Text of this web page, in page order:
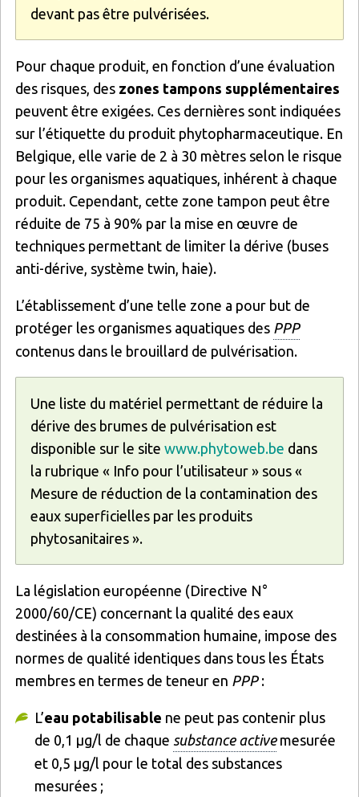
devant pas être pulvérisées.
Pour chaque produit, en fonction d’une évaluation
des risques, des zones tampons supplémentaires
peuvent être exigées. Ces dernières sont indiquées
sur l’étiquette du produit phytopharmaceutique. En
Belgique, elle varie de 2 à 30 mètres selon le risque
pour les organismes aquatiques, inhérent à chaque
produit. Cependant, cette zone tampon peut être
réduite de 75 à 90% par la mise en œuvre de
techniques permettant de limiter la dérive (buses
anti-dérive, système twin, haie).
L’établissement d’une telle zone a pour but de
protéger les organismes aquatiques des PPP
contenus dans le brouillard de pulvérisation.
Une liste du matériel permettant de réduire la
dérive des brumes de pulvérisation est
disponible sur le site www.phytoweb.be dans
la rubrique « Info pour l’utilisateur » sous «
Mesure de réduction de la contamination des
eaux superficielles par les produits
phytosanitaires ».
La législation européenne (Directive N°
2000/60/CE) concernant la qualité des eaux
destinées à la consommation humaine, impose des
normes de qualité identiques dans tous les États
membres en termes de teneur en PPP:
L’eau potabilisable ne peut pas contenir plus
de 0,1 µg/l de chaque substance activemesurée
et 0,5 µg/l pour le total des substances
mesurées ;